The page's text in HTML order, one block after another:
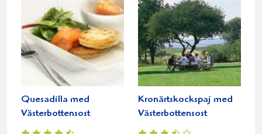
Quesadilla med
Västerbottensost
Kronärtskockspaj med
Västerbottensost